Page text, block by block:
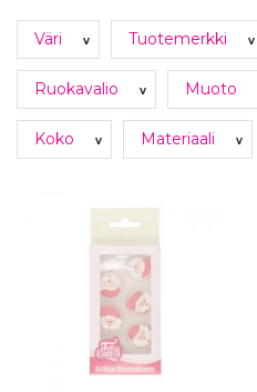
Väri v Tuotemerkki v
Ruokavalio v Muoto
Koko v Materiaali v